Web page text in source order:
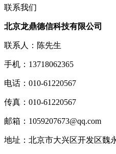
联系我们
北京龙鼎德信科技有限公司
联系人：陈先生
手机：13718062365
电话：010-61220567
传真：010-61220567
邮箱：1059207673@qq.com
地址：北京市大兴区开发区魏